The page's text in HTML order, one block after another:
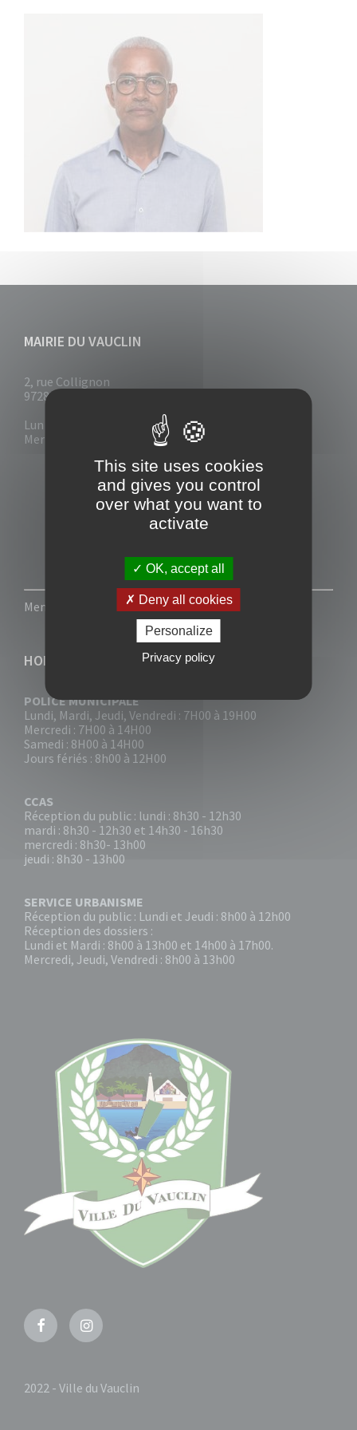
MAIRIE DU VAUCLIN
2, rue Collignon
97280 Le Vauclin
Lun - Mar : 7h30- 13h & 14h-17h
Mer-Jeu-Vend : 7h30 - 13h30
Mentions légales -Politique de confidentialité
HORAIRES
POLICE MUNICIPALE
Lundi, Mardi, Jeudi, Vendredi : 7H00 à 19H00
Mercredi : 7H00 à 14H00
Samedi : 8H00 à 14H00
Jours fériés : 8h00 à 12H00
CCAS
Réception du public : lundi : 8h30 - 12h30
mardi : 8h30 - 12h30 et 14h30 - 16h30
mercredi : 8h30- 13h00
jeudi : 8h30 - 13h00
SERVICE URBANISME
Réception du public : Lundi et Jeudi : 8h00 à 12h00
Réception des dossiers :
Lundi et Mardi : 8h00 à 13h00 et 14h00 à 17h00.
Mercredi, Jeudi, Vendredi : 8h00 à 13h00
FacebookInstagram
2022 - Ville du Vauclin
This site uses cookies
and gives you control
over what you want to
activate
OK, accept all
Deny all cookies
Personalize
Privacy policy